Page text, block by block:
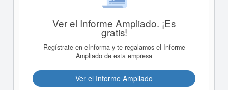
Ver el Informe Ampliado. ¡Es
gratis!
Regístrate en eInforma y te regalamos el Informe
Ampliado de esta empresa
Ver el Informe Ampliado